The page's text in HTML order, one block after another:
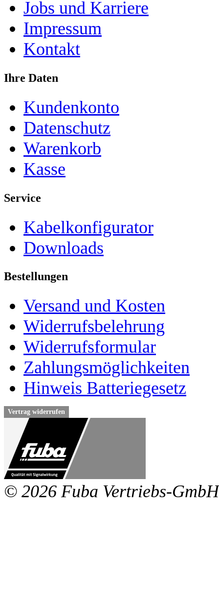
Jobs und Karriere
Impressum
Kontakt
Ihre Daten
Kundenkonto
Datenschutz
Warenkorb
Kasse
Service
Kabelkonfigurator
Downloads
Bestellungen
Versand und Kosten
Widerrufsbelehrung
Widerrufsformular
Zahlungsmöglichkeiten
Hinweis Batteriegesetz
Vertrag widerrufen
© 2026 Fuba Vertriebs-GmbH